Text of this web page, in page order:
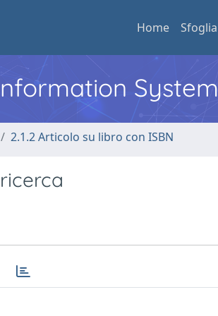
Home Sfoglia
System
2.1.2 Articolo su libro con ISBN